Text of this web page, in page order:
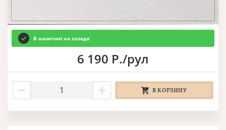
В наличии на складе
6 190 Р./рул
В КОРЗИНУ